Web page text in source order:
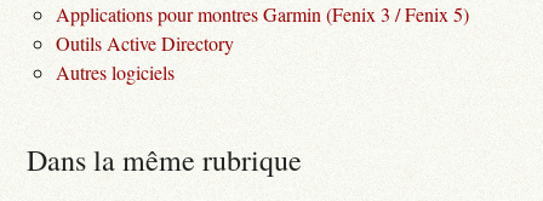
Applications pour montres Garmin (Fenix 3 / Fenix 5)
Outils Active Directory
Autres logiciels
Dans la même rubrique